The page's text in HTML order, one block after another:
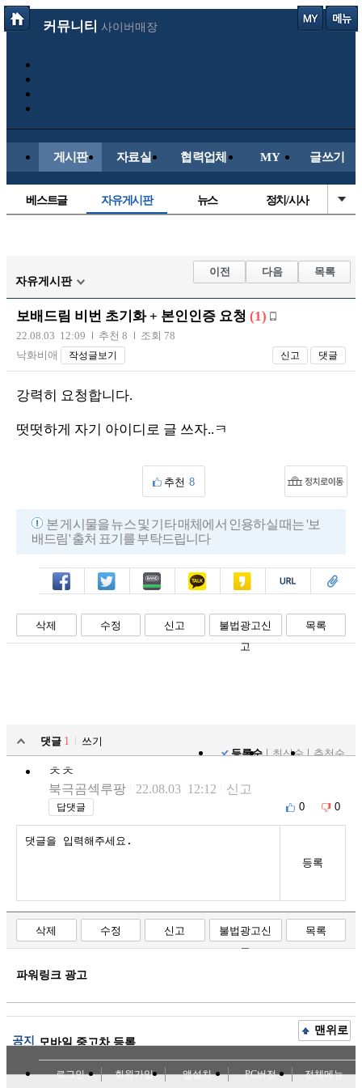
커뮤니티 사이버매장
게시판 자료실 협력업체 MY 글쓰기
베스트글 자유게시판 뉴스 정치/시사
해외축구
국내축구
자유게시판
이전 다음 목록
보배드림 비번 초기화 + 본인인증 요청 (1)
22.08.03 12:09 추천 8
조회 78
낙화비애
작성글보기 신고 댓글
강력히 요청합니다.
떳떳하게 자기 아이디로 글 쓰자..ㅋ
추천 8
본 게시물을 뉴스 및 기타 매체에서 인용하실 때는 '보
배드림' 출처 표기를 부탁드립니다
페북 트윗 밴드 카톡 카스 복사 스크랩
삭제 수정 신고
불법광고신
고
목록
댓글 1
쓰기
등록순
최신순 추천순
ㅊㅊ
북극곰섹루팡
22.08.03 12:12 신고
답댓글 0 0
등록
삭제 수정 신고
불법광고신
고
목록
파워링크 광고
공지 모바일 중고차 등록
맨위로
로그인 회원가입 앱설치 PC버전 전체메뉴